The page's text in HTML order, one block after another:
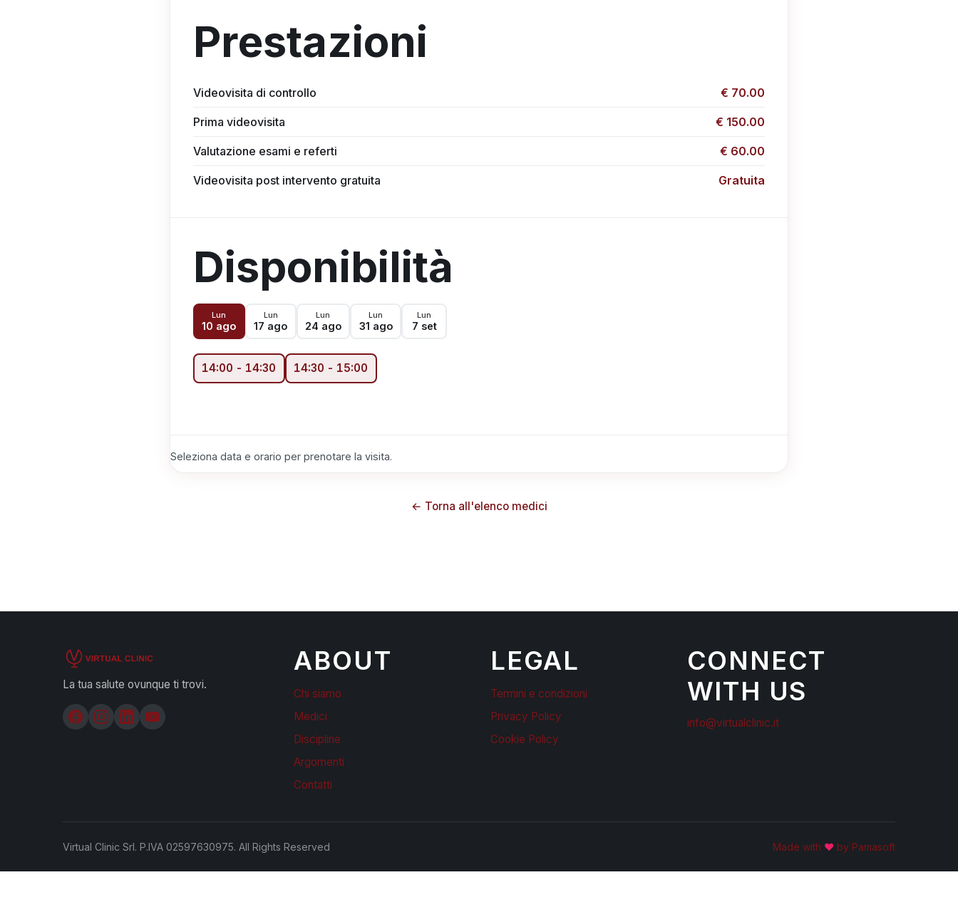
Prestazioni
Videovisita di controllo € 70.00
Prima videovisita € 150.00
Valutazione esami e referti € 60.00
Videovisita post intervento gratuita Gratuita
Disponibilità
Lun
10 ago
Lun
17 ago
Lun
24 ago
Lun
31 ago
Lun
7 set
14:00 - 14:30 14:30 - 15:00
Seleziona data e orario per prenotare la visita.
← Torna all'elenco medici
La tua salute ovunque ti trovi.
ABOUT
Chi siamo
Medici
Discipline
Argomenti
Contatti
LEGAL
Termini e condizioni
Privacy Policy
Cookie Policy
CONNECT
WITH US
info@virtualclinic.it
Virtual Clinic Srl. P.IVA 02597630975. All Rights Reserved Made with ♥ by Pamasoft